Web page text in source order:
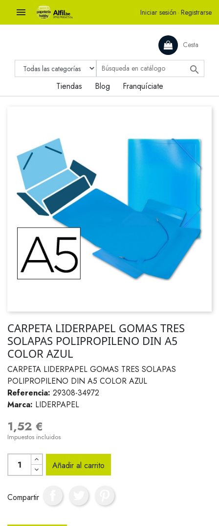
 Iniciar sesión · Registrarse
Cesta

Tiendas Blog Franquíciate
CARPETA LIDERPAPEL GOMAS TRES
SOLAPAS POLIPROPILENO DIN A5
COLOR AZUL
CARPETA LIDERPAPEL GOMAS TRES SOLAPAS
POLIPROPILENO DIN A5 COLOR AZUL
Referencia: 29308-34972
Marca: LIDERPAPEL
1,52 €
Impuestos incluidos
Añadir al carrito
Compartir